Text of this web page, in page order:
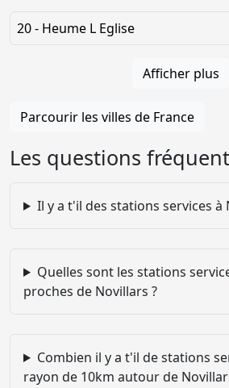
20 - Heume L Eglise
Afficher plus
Parcourir les villes de France
Les questions
Il y a t'il des stations services à
Quelles sont les stations
proches de Novillars ?
Combien il y a t'il de stations
rayon de 10km autour de